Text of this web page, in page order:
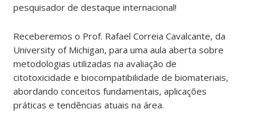
pesquisador de destaque internacional!
Receberemos o Prof. Rafael Correia Cavalcante, da
University of Michigan, para uma aula aberta sobre
metodologias utilizadas na avaliação de
citotoxicidade e biocompatibilidade de biomateriais,
abordando conceitos fundamentais, aplicações
práticas e tendências atuais na área.